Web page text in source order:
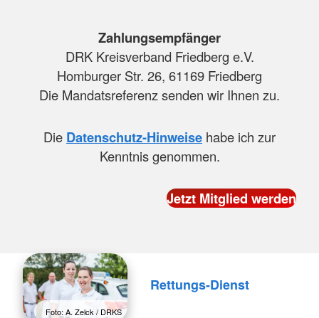
Zahlungsempfänger
DRK Kreisverband Friedberg e.V.
Homburger Str. 26, 61169 Friedberg
Die Mandatsreferenz senden wir Ihnen zu.
Die Datenschutz-Hinweise habe ich zur
Kenntnis genommen.
Foto: A. Zelck / DRKS
Rettungs-Dienst